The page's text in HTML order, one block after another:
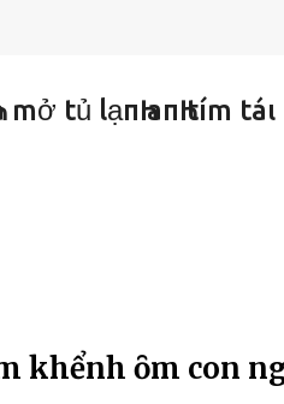
mở tủ lạпҺ aпҺ tím táι
khểnh ȏm con